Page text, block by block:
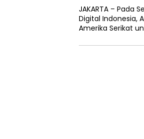
JAKARTA – Pada
Digital Indonesia,
Amerika Serikat